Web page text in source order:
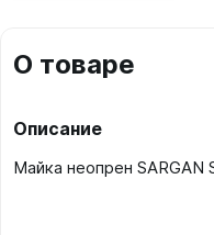
О товаре
Описание
Майка неопрен